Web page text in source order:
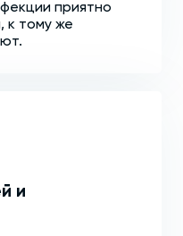
приятно
к тому же
и